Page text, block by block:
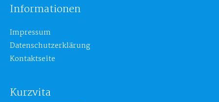
Informationen
Impressum
Datenschutzerklärung
Kontaktseite
Kurzvita